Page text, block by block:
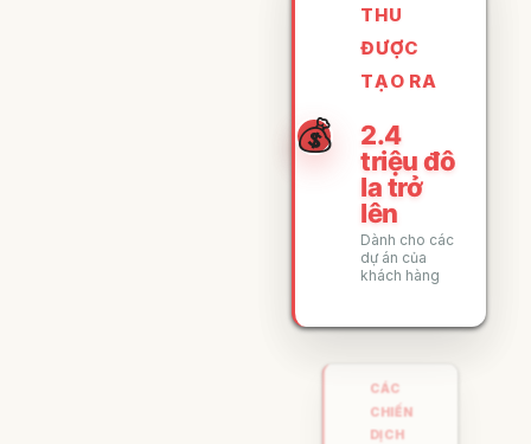
💰
THU
ĐƯỢC
TẠO RA
2.4
triệu đô
la trở
lên
Dành cho các
dự án của
khách hàng
CÁC
CHIẾN
DỊCH